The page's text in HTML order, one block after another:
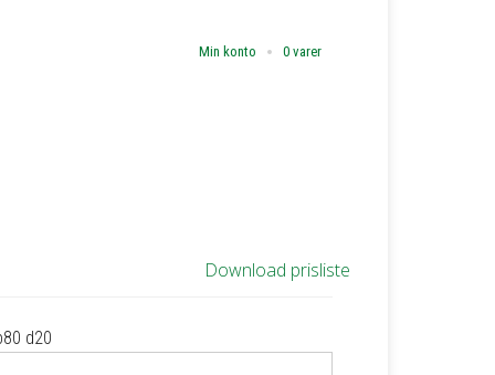
Min konto 0 varer
Download prisliste
d20